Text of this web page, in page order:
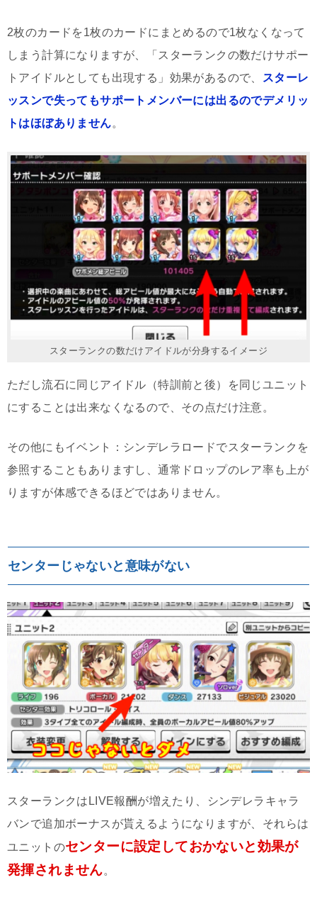
2枚のカードを1枚のカードにまとめるので1枚なくなって
しまう計算になりますが、「スターランクの数だけサポー
トアイドルとしても出現する」効果があるので、
スターレ
ッスンで失ってもサポートメンバーには出るのでデメリッ
トはほぼありません。
スターランクの数だけアイドルが分身するイメージ
ただし流石に同じアイドル（特訓前と後）を同じユニット
にすることは出来なくなるので、その点だけ注意。
その他にもイベント：シンデレラロードでスターランクを
参照することもありますし、通常ドロップのレア率も上が
りますが体感できるほどではありません。
センターじゃないと意味がない
スターランクはLIVE報酬が増えたり、シンデレラキャラ
バンで追加ボーナスが貰えるようになりますが、それらは
ユニットのセンターに設定しておかないと効果が
発揮されません。